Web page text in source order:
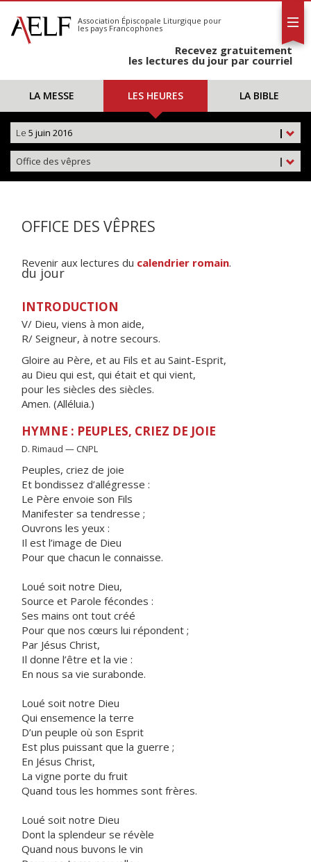
S'abonner
Calendrier
Association Épiscopale Liturgique pour
les pays Francophones
Recevez gratuitement
les lectures du jour par courriel
LA MESSE LES HEURES LA BIBLE
|
Le 5 juin 2016
|
Office des vêpres
OFFICE DES VÊPRES
Revenir aux lectures du calendrier romain.
du jour
INTRODUCTION
V/ Dieu, viens à mon aide,
R/ Seigneur, à notre secours.
Gloire au Père, et au Fils et au Saint-Esprit,
au Dieu qui est, qui était et qui vient,
pour les siècles des siècles.
Amen. (Alléluia.)
HYMNE : PEUPLES, CRIEZ DE JOIE
D. Rimaud — CNPL
Peuples, criez de joie
Et bondissez d’allégresse :
Le Père envoie son Fils
Manifester sa tendresse ;
Ouvrons les yeux :
Il est l’image de Dieu
Pour que chacun le connaisse.
Loué soit notre Dieu,
Source et Parole fécondes :
Ses mains ont tout créé
Pour que nos cœurs lui répondent ;
Par Jésus Christ,
Il donne l’être et la vie :
En nous sa vie surabonde.
Loué soit notre Dieu
Qui ensemence la terre
D’un peuple où son Esprit
Est plus puissant que la guerre ;
En Jésus Christ,
La vigne porte du fruit
Quand tous les hommes sont frères.
Loué soit notre Dieu
Dont la splendeur se révèle
Quand nous buvons le vin